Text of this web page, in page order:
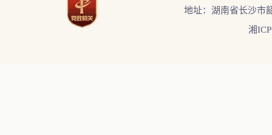
地址：湖南省长沙市
湘